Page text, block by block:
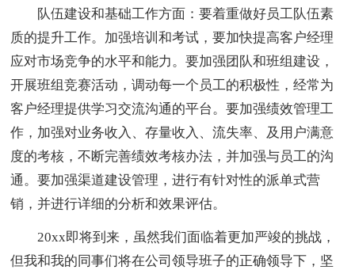
队伍建设和基础工作方面：要着重做好员工队伍素
质的提升工作。加强培训和考试，要加快提高客户经理
应对市场竞争的水平和能力。要加强团队和班组建设，
开展班组竞赛活动，调动每一个员工的积极性，经常为
客户经理提供学习交流沟通的平台。要加强绩效管理工
作，加强对业务收入、存量收入、流失率、及用户满意
度的考核，不断完善绩效考核办法，并加强与员工的沟
通。要加强渠道建设管理，进行有针对性的派单式营
销，并进行详细的分析和效果评估。
20xx即将到来，虽然我们面临着更加严竣的挑战，
但我和我的同事们将在公司领导班子的正确领导下，坚